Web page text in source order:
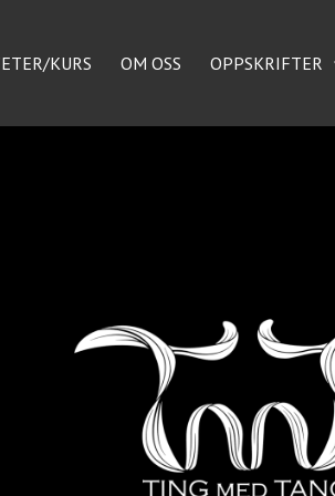
KURS OM OSS OPPSKRIFTER